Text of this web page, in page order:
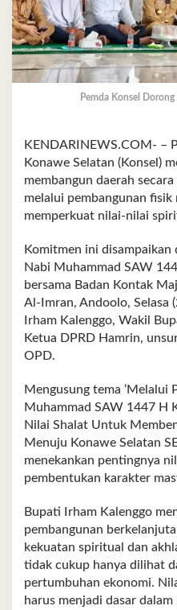
Pemda Konsel
KENDARINEWS.COM- –
Konawe Selatan (Konsel)
membangun daerah
melalui pembangunan fisik
memperkuat nilai-nilai
Komitmen ini disampaikan
Nabi Muhammad SAW
bersama Badan Kontak
Al-Imran, Andoolo, Selasa
Irham Kalenggo, Wakil
Ketua DPRD Hamrin,
OPD.
Mengusung tema ‘Melalui
Muhammad SAW 1447 H
Nilai Shalat Untuk
Menuju Konawe Selatan
menekankan pentingnya
pembentukan karakter
Bupati Irham Kalenggo
pembangunan
kekuatan spiritual dan
tidak cukup hanya dilihat
pertumbuhan ekonomi.
harus menjadi dasar